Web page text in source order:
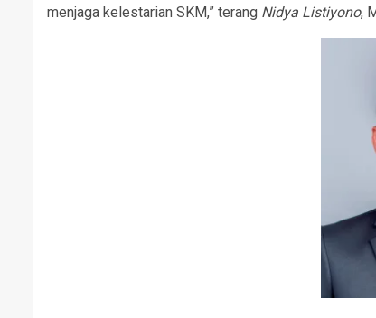
menjaga kelestarian SKM,” terang Nidya Listiyono,